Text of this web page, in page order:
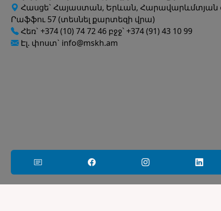
Հասցե` Հայաստան, Երևան, Հարավարևմտյան
Րաֆֆու 57 (տեսնել քարտեզի վրա)
Հեռ` +374 (10) 74 72 46 բջջ՝ +374 (91) 43 10 99
Էլ. փոստ` info@mskh.am